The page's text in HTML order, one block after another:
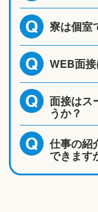
Q 寮は個室
Q WEB面
Q 面接はス
うか？
Q 仕事の紹
できます